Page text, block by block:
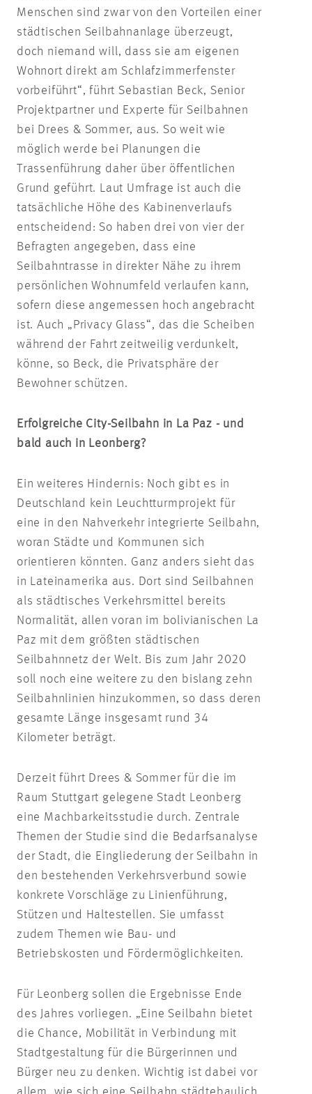
Menschen sind zwar von den Vorteilen einer
städtischen Seilbahnanlage überzeugt,
doch niemand will, dass sie am eigenen
Wohnort direkt am Schlafzimmerfenster
vorbeiführt“, führt Sebastian Beck, Senior
Projektpartner und Experte für Seilbahnen
bei Drees & Sommer, aus. So weit wie
möglich werde bei Planungen die
Trassenführung daher über öffentlichen
Grund geführt. Laut Umfrage ist auch die
tatsächliche Höhe des Kabinenverlaufs
entscheidend: So haben drei von vier der
Befragten angegeben, dass eine
Seilbahntrasse in direkter Nähe zu ihrem
persönlichen Wohnumfeld verlaufen kann,
sofern diese angemessen hoch angebracht
ist. Auch „Privacy Glass“, das die Scheiben
während der Fahrt zeitweilig verdunkelt,
könne, so Beck, die Privatsphäre der
Bewohner schützen.
Erfolgreiche City-Seilbahn in La Paz - und
bald auch in Leonberg?
Ein weiteres Hindernis: Noch gibt es in
Deutschland kein Leuchtturmprojekt für
eine in den Nahverkehr integrierte Seilbahn,
woran Städte und Kommunen sich
orientieren könnten. Ganz anders sieht das
in Lateinamerika aus. Dort sind Seilbahnen
als städtisches Verkehrsmittel bereits
Normalität, allen voran im bolivianischen La
Paz mit dem größten städtischen
Seilbahnnetz der Welt. Bis zum Jahr 2020
soll noch eine weitere zu den bislang zehn
Seilbahnlinien hinzukommen, so dass deren
gesamte Länge insgesamt rund 34
Kilometer beträgt.
Derzeit führt Drees & Sommer für die im
Raum Stuttgart gelegene Stadt Leonberg
eine Machbarkeitsstudie durch. Zentrale
Themen der Studie sind die Bedarfsanalyse
der Stadt, die Eingliederung der Seilbahn in
den bestehenden Verkehrsverbund sowie
konkrete Vorschläge zu Linienführung,
Stützen und Haltestellen. Sie umfasst
zudem Themen wie Bau- und
Betriebskosten und Fördermöglichkeiten.
Für Leonberg sollen die Ergebnisse Ende
des Jahres vorliegen. „Eine Seilbahn bietet
die Chance, Mobilität in Verbindung mit
Stadtgestaltung für die Bürgerinnen und
Bürger neu zu denken. Wichtig ist dabei vor